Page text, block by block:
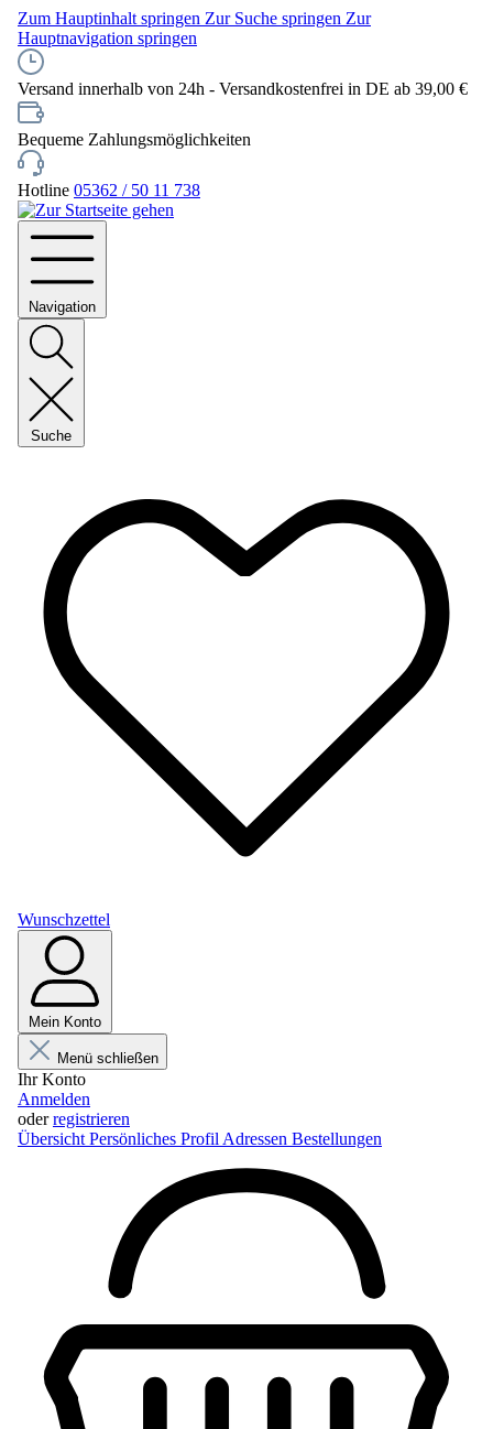
Zum Hauptinhalt springen Zur Suche springen Zur
Hauptnavigation springen
Versand innerhalb von 24h - Versandkostenfrei in DE ab 39,00 €
Bequeme Zahlungsmöglichkeiten
Hotline 05362 / 50 11 738
Navigation
Suche
Wunschzettel
Mein Konto
Menü schließen
Ihr Konto
Anmelden
oderregistrieren
Übersicht Persönliches Profil Adressen Bestellungen